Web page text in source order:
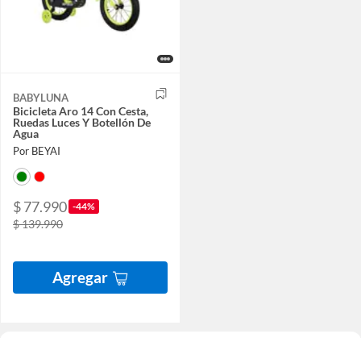
BABYLUNA
Bicicleta Aro 14 Con Cesta,
Ruedas Luces Y Botellón De
Agua
Por BEYAI
$ 77.990 -44%
$ 139.990
Agregar